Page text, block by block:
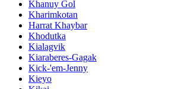
Khanuy Gol
Kharimkotan
Harrat Khaybar
Khodutka
Kialagvik
Kiaraberes-Gagak
Kick-'em-Jenny
Kieyo